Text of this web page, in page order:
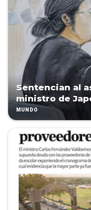
Sentencian al
ministro de
MUNDO